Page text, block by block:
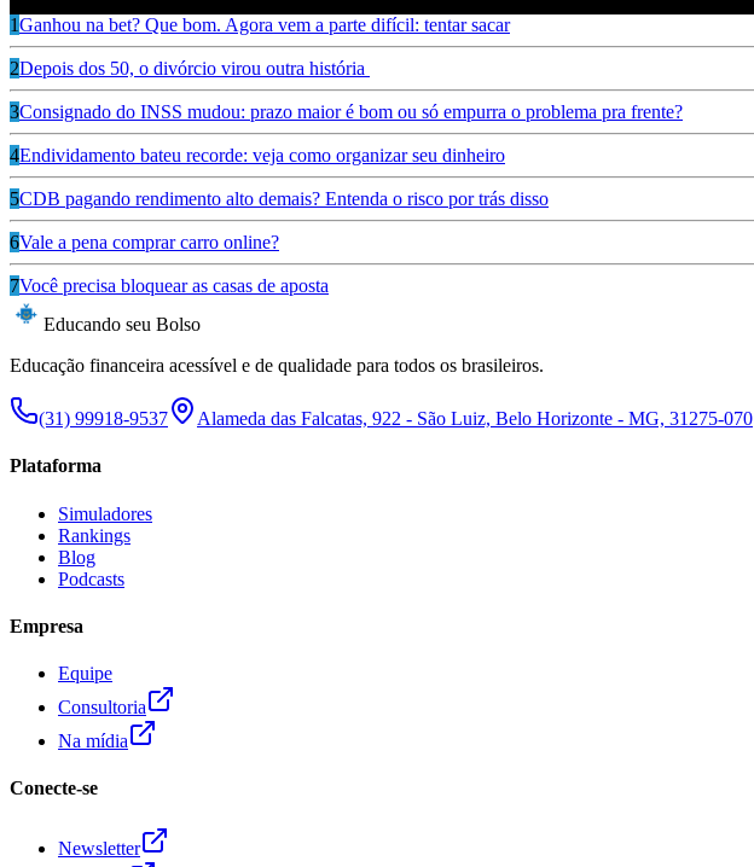
1Ganhou na bet? Que bom. Agora vem a parte difícil: tentar sacar
2Depois dos 50, o divórcio virou outra história
3Consignado do INSS mudou: prazo maior é bom ou só empurra o problema pra frente?
4Endividamento bateu recorde: veja como organizar seu dinheiro
5CDB pagando rendimento alto demais? Entenda o risco por trás disso
6Vale a pena comprar carro online?
7Você precisa bloquear as casas de aposta
Educando seu Bolso
Educação financeira acessível e de qualidade para todos os brasileiros.
(31) 99918-9537 Alameda das Falcatas, 922 - São Luiz, Belo Horizonte - MG, 31275-070
Plataforma
Simuladores
Rankings
Blog
Podcasts
Empresa
Equipe
Consultoria
Na mídia
Conecte-se
Newsletter